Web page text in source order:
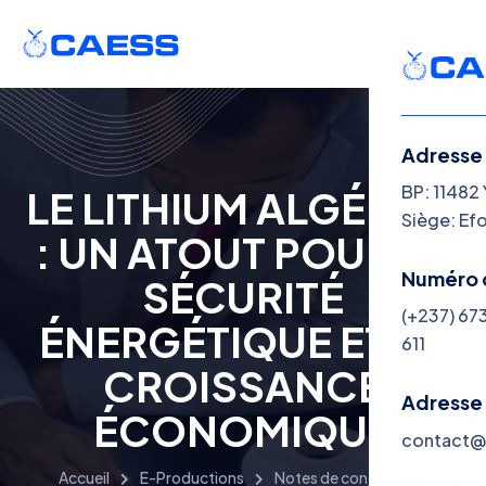
Menu
Plus
BP:
Siège:
(+237)
611
LE LITHIUM ALGÉRIEN
: UN ATOUT POUR LA
SÉCURITÉ
ÉNERGÉTIQUE ET LA
CROISSANCE
ÉCONOMIQUE
Accueil E-Productions
Notes de conjoncture